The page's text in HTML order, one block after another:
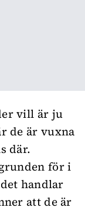
vill är ju
de är vuxna
där.
för i
handlar
att de är